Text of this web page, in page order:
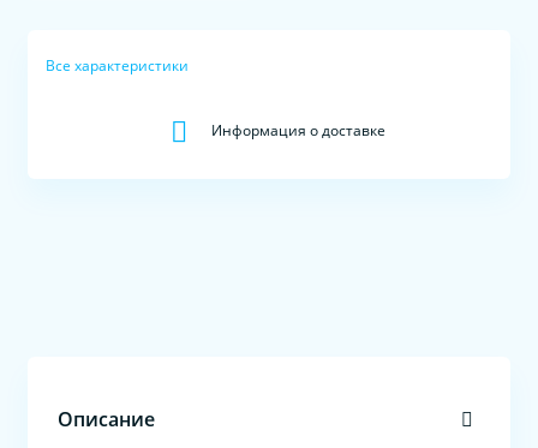
Все характеристики
Информация о доставке
Описание